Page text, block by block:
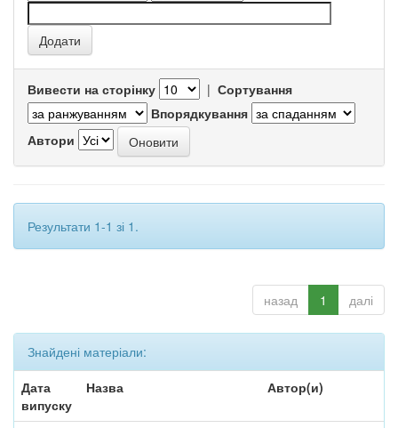
Вивести на сторінку | Сортування
Впорядкування
Автори
Результати 1-1 зі 1.
назад 1 далі
Знайдені матеріали:
Дата
випуску
Назва Автор(и)